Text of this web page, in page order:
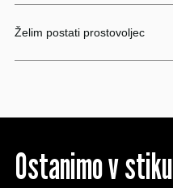
Želim postati prostovoljec
Ostanimo v stiku